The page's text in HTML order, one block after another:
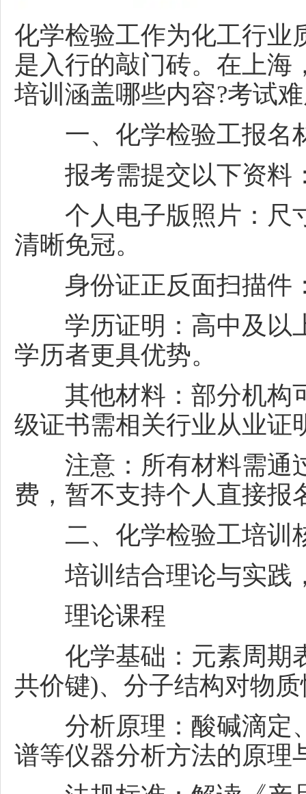
化学检验工作为化工行业
是入行的敲门砖。在上海
培训涵盖哪些内容?考试
一、 化学检验工报名
报考需提交以下资料
个人电子版照片：尺
清晰免冠。
身份证正反面扫描件
学历证明：高中及以
学历者更具优势。
其他材料：部分机构
级证书需相关行业从业证
注意：所有材料需通
费，暂不支持个人直接报
二、 化学检验工培训
培训结合理论与实践
理论课程
化学基础：元素周期
共价键)、分子结构对物
分析原理：酸碱滴定
谱等仪器分析方法的原理